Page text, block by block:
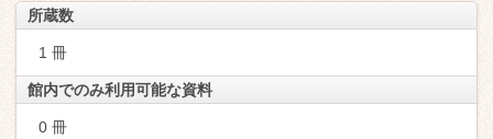
所蔵数
1 冊
館内でのみ利用可能な資料
0 冊